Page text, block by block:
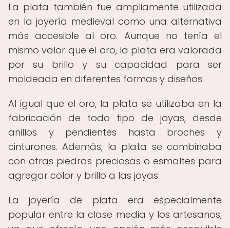
La plata también fue ampliamente utilizada
en la joyería medieval como una alternativa
más accesible al oro. Aunque no tenía el
mismo valor que el oro, la plata era valorada
por su brillo y su capacidad para ser
moldeada en diferentes formas y diseños.
Al igual que el oro, la plata se utilizaba en la
fabricación de todo tipo de joyas, desde
anillos y pendientes hasta broches y
cinturones. Además, la plata se combinaba
con otras piedras preciosas o esmaltes para
agregar color y brillo a las joyas.
La joyería de plata era especialmente
popular entre la clase media y los artesanos,